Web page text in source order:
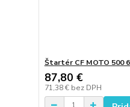
Štartér CF MOTO 500
87,80 €
71,38 € bez DPH